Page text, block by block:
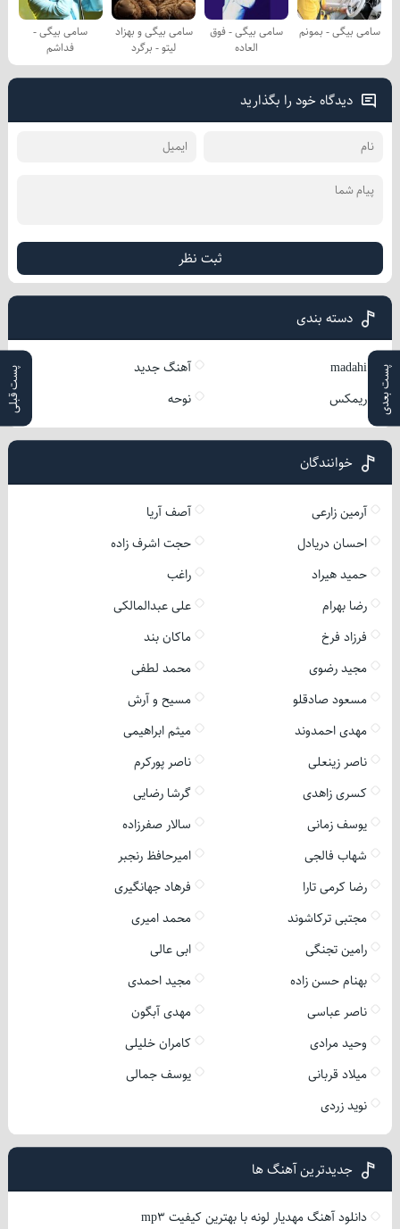
پست بعدی پست قبلی
سامی بیگی - بمونم
سامی بیگی - فوق
العاده
سامی بیگی و بهزاد
لیتو - برگرد
سامی بیگی -
فداشم
دیدگاه خود را بگذارید
ثبت نظر
دسته بندی
madahi
آهنگ جدید
ریمکس
نوحه
خوانندگان
آرمین زارعی
آصف آریا
احسان دریادل
حجت اشرف زاده
حمید هیراد
راغب
رضا بهرام
علی عبدالمالکی
فرزاد فرخ
ماکان بند
مجید رضوی
محمد لطفی
مسعود صادقلو
مسیح و آرش
مهدی احمدوند
میثم ابراهیمی
ناصر زینعلی
ناصر پورکرم
کسری زاهدی
گرشا رضایی
یوسف زمانی
سالار صفرزاده
شهاب فالجی
امیرحافظ رنجبر
رضا کرمی تارا
فرهاد جهانگیری
مجتبی ترکاشوند
محمد امیری
رامین تجنگی
ابی عالی
بهنام حسن زاده
مجید احمدی
ناصر عباسی
مهدی آبگون
وحید مرادی
کامران خلیلی
میلاد قربانی
یوسف جمالی
نوید زردی
جدیدترین آهنگ ها
دانلود آهنگ مهدیار لونه با بهترین کیفیت mp3